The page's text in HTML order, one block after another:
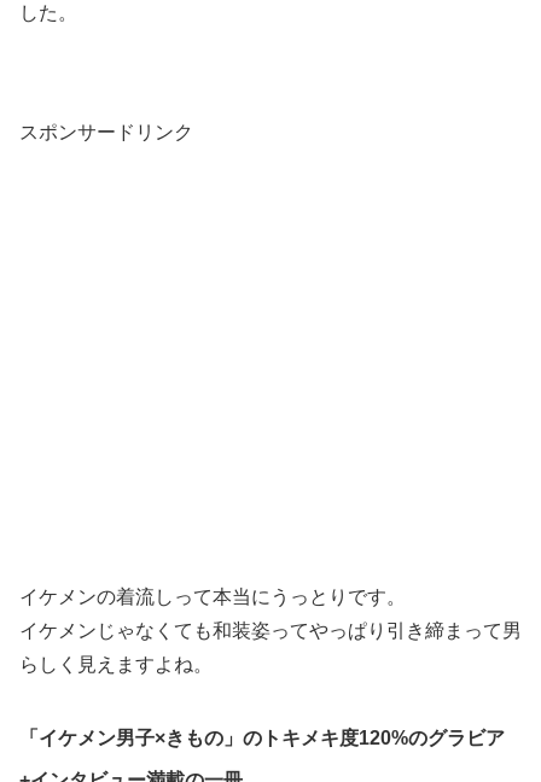
した。
スポンサードリンク
イケメンの着流しって本当にうっとりです。
イケメンじゃなくても和装姿ってやっぱり引き締まって男
らしく見えますよね。
「イケメン男子×きもの」のトキメキ度120%のグラビア